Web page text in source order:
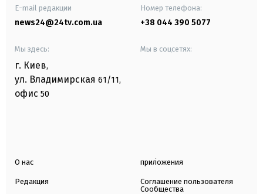
E-mail редакции
news24@24tv.com.ua
Номер телефона:
+38 044 390 5077
Мы здесь:
г. Киев,
ул. Владимирская 61/11,
офис 50
Мы в соцсетях:
О нас
Редакция
приложения
Соглашение пользователя
Сообщества